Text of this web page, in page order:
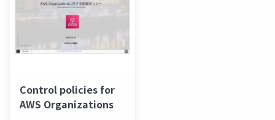
Control policies for
AWS Organizations